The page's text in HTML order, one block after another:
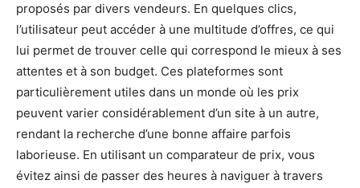
proposés par divers vendeurs. En quelques clics,
l’utilisateur peut accéder à une multitude d’offres, ce qui
lui permet de trouver celle qui correspond le mieux à ses
attentes et à son budget. Ces plateformes sont
particulièrement utiles dans un monde où les prix
peuvent varier considérablement d’un site à un autre,
rendant la recherche d’une bonne affaire parfois
laborieuse. En utilisant un comparateur de prix, vous
évitez ainsi de passer des heures à naviguer à travers